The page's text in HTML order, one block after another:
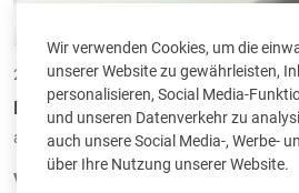
Wir verwenden Cookies, um die
unserer Website zu gewährleisten,
personalisieren, Social Media-
und unseren Datenverkehr zu
auch unsere Social Media-, Werbe-
über Ihre Nutzung unserer Website.
27.05.2013 • von Christoph Mennicken
Book-in - Neue Version 1.9402
abgelegt unter:Programmänderungen |
Version 1.9402.0 (erstellt am 27/05/